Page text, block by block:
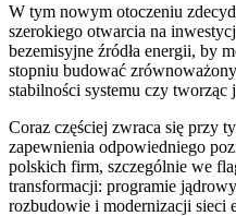
W tym nowym otoczeniu
szerokiego otwarcia na
bezemisyjne źródła energii, by
stopniu budować
stabilności systemu czy tworząc
Coraz częściej zwraca się przy
zapewnienia odpowiedniego
polskich firm, szczególnie we
transformacji: programie
rozbudowie i modernizacji sieci